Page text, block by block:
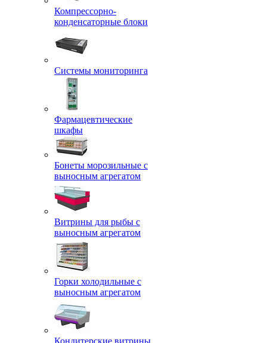
Компрессорно-
конденсаторные блоки
Системы мониторинга
Фармацевтические
шкафы
Бонеты морозильные с
выносным агрегатом
Витрины для рыбы с
выносным агрегатом
Горки холодильные с
выносным агрегатом
Кондитерские витрины